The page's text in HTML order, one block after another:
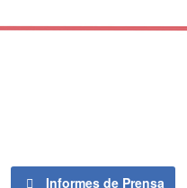
Informes de Prensa